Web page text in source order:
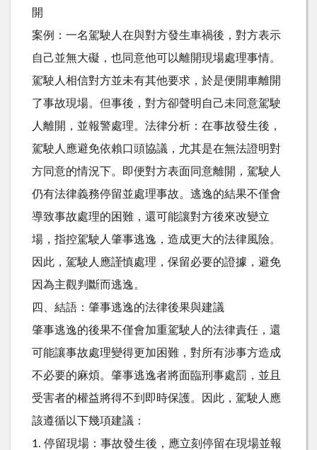
開
案例：一名駕駛人在與對方發生車禍後，對方表示
自己並無大礙，也同意他可以離開現場處理事情。
駕駛人相信對方並未有其他要求，於是便開車離開
了事故現場。但事後，對方卻聲明自己未同意駕駛
人離開，並報警處理。法律分析：在事故發生後，
駕駛人應避免依賴口頭協議，尤其是在無法證明對
方同意的情況下。即便對方表面同意離開，駕駛人
仍有法律義務停留並處理事故。逃逸的結果不僅會
導致事故處理的困難，還可能讓對方後來改變立
場，指控駕駛人肇事逃逸，造成更大的法律風險。
因此，駕駛人應謹慎處理，保留必要的證據，避免
因為主觀判斷而逃逸。
四、結語：肇事逃逸的法律後果與建議
肇事逃逸的後果不僅會加重駕駛人的法律責任，還
可能讓事故處理變得更加困難，對所有涉事方造成
不必要的麻煩。肇事逃逸者將面臨刑事處罰，並且
受害者的權益將得不到即時保護。因此，駕駛人應
該遵循以下幾項建議：
1. 停留現場：事故發生後，應立刻停留在現場並報